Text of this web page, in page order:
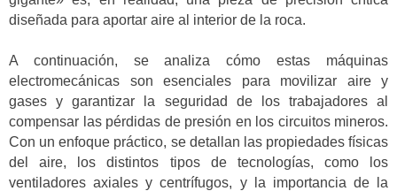
diseñada para aportar aire al interior de la roca.
A continuación, se analiza cómo estas máquinas
electromecánicas son esenciales para movilizar aire y
gases y garantizar la seguridad de los trabajadores al
compensar las pérdidas de presión en los circuitos mineros.
Con un enfoque práctico, se detallan las propiedades físicas
del aire, los distintos tipos de tecnologías, como los
ventiladores axiales y centrífugos, y la importancia de la